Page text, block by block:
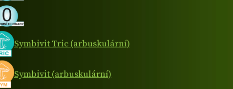
Symbivit Tric (arbuskulární)
Symbivit (arbuskulární)